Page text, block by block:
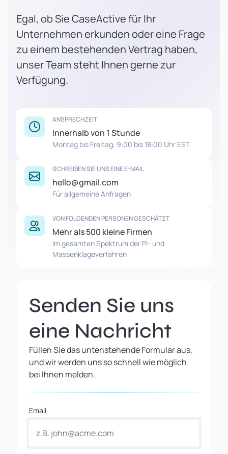
Egal, ob Sie CaseActive für Ihr
Unternehmen erkunden oder eine Frage
zu einem bestehenden Vertrag haben,
unser Team steht Ihnen gerne zur
Verfügung.
ANSPRECHZEIT
Innerhalb von 1 Stunde
Montag bis Freitag, 9:00 bis 18:00 Uhr EST
SCHREIBEN SIE UNS EINE E-MAIL
hello@gmail.com
Für allgemeine Anfragen
VON FOLGENDEN PERSONEN GESCHÄTZT
Mehr als 500 kleine Firmen
Im gesamten Spektrum der PI- und
Massenklageverfahren
Senden Sie uns
eine Nachricht
Füllen Sie das untenstehende Formular aus,
und wir werden uns so schnell wie möglich
bei Ihnen melden.
Email